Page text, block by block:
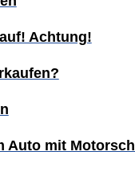
Achtung!
Auto mit